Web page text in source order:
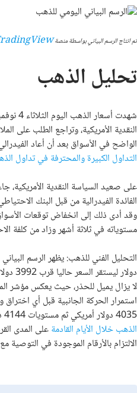
تم انتاج الرسم البياني بواسطة منصة
تحليل الذهب
النقدية الأمريكية، وتراجع الطلب
الواضح في الأسواق بعد أن أعاد
التداول الكبيرة والمحترفة في تداول
على صعيد السياسة النقدية
الفائدة الفيدرالية من قبل البنك
مستوياته في ثلاثة أشهر وزاد من كلفة
التحليل الفني للذهب: يظهر الرسم البياني
لا يزال يميل للحذر، حيث يعكس مؤشر
4035 دولار أمريكي ثم مستويات 4144 دولار أمريكي، بينما كسر مستوى 3950 دولار سيزيد من احتمالات التراجع نحو 3899 ثم 3791 دولار. بشكل عام، تظل
الذهب خلال الأيام القادمة
الالتزام بالأرقام الموجودة في